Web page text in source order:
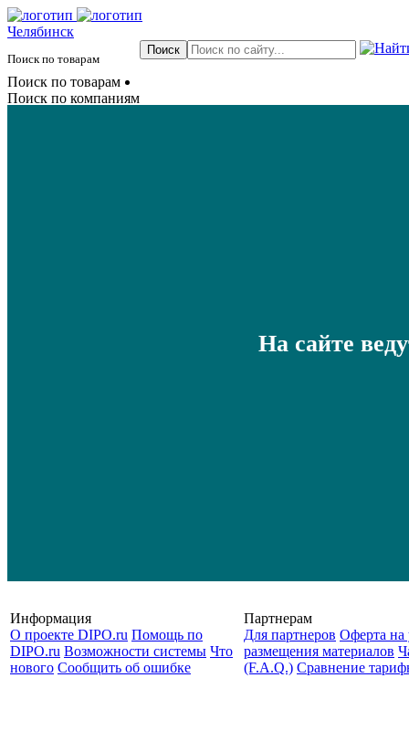
Челябинск
Поиск по товарам
Поиск по товарам
Поиск по компаниям
На сайте
Информация
О проекте DIPO.ru Помощь по
DIPO.ru Возможности системы Что
нового Сообщить об ошибке
Партнерам
Для партнеров Оферта на
размещения материалов
(F.A.Q.) Cравнение